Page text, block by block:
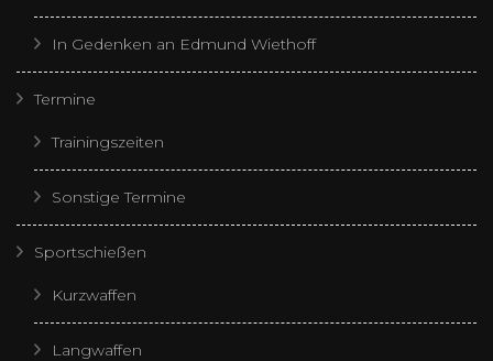
In Gedenken an Edmund Wiethoff
Termine
Trainingszeiten
Sonstige Termine
Sportschießen
Kurzwaffen
Langwaffen